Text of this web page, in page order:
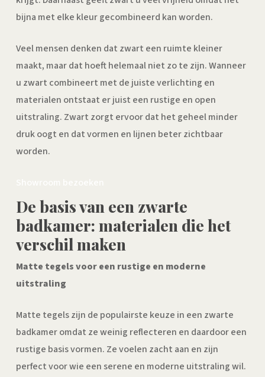
bijna met elke kleur gecombineerd kan worden.
Veel mensen denken dat zwart een ruimte kleiner
maakt, maar dat hoeft helemaal niet zo te zijn. Wanneer
u zwart combineert met de juiste verlichting en
materialen ontstaat er juist een rustige en open
uitstraling. Zwart zorgt ervoor dat het geheel minder
druk oogt en dat vormen en lijnen beter zichtbaar
worden.
De basis van een zwarte
badkamer: materialen die het
verschil maken
Matte tegels voor een rustige en moderne
uitstraling
Matte tegels zijn de populairste keuze in een zwarte
badkamer omdat ze weinig reflecteren en daardoor een
rustige basis vormen. Ze voelen zacht aan en zijn
perfect voor wie een serene en moderne uitstraling wil.